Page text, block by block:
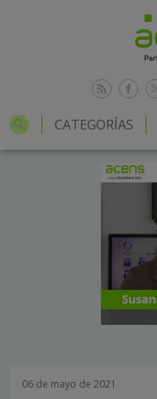
CATEGORÍAS
06 de mayo de 2021